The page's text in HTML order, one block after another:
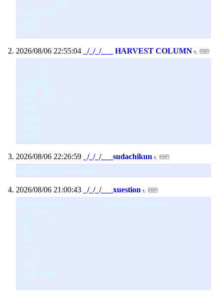
7 ネット・IT技術
8 政治・経済
9 将棋
10 留学
2026/08/06 22:55:04 _/_/_/___ HARVEST COLUMN
1 スピリチュアル
2 メンタル
3 発達障害
4 教育・学校
5 競馬・ギャンブル
6 時事・ニュース
7 米国株
8 認知症
9 歴史
2026/08/06 22:26:59 _/_/_/___sudachikun
2026/08/06 21:00:43 xuestion
2026/08/06 21:00:43 _/_/_/___xuestion
2026/08/06 19:47:22 _/_/_/___ HARVEST COLUMN
1 コスプレ
2 車・バイク
3 癌
4 FX
5 科学
6 ライブ・バンド
7 英語
8 法律・裁判
9 ス